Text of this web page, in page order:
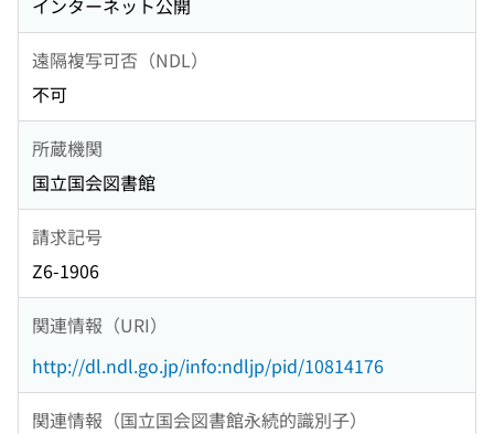
インターネット公開
遠隔複写可否（NDL）
不可
所蔵機関
国立国会図書館
請求記号
Z6-1906
関連情報（URI）
http://dl.ndl.go.jp/info:ndljp/pid/10814176
関連情報（国立国会図書館永続的識別子）